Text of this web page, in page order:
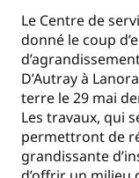
Le Centre de
donné le coup
D’Autray à
terre le 29 mai
Les travaux, qui
permettront de
grandissante